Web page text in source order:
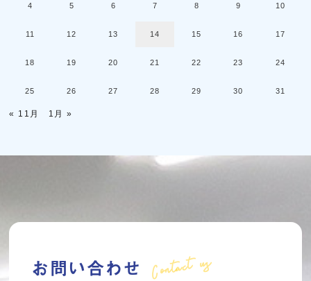
4 5 6 7 8 9 10
11 12 13 14 15 16 17
18 19 20 21 22 23 24
25 26 27 28 29 30 31
« 11月 1月 »
お問い合わせ Contact us